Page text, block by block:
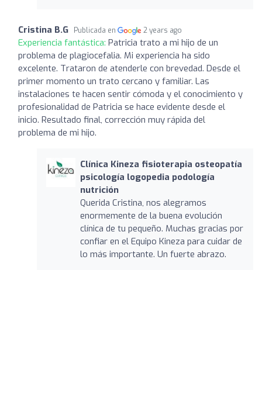
Cristina B.G Publicada en 2 years ago
Experiencia fantástica: Patricia trato a mi hijo de un
problema de plagiocefalia. Mi experiencia ha sido
excelente. Trataron de atenderle con brevedad. Desde el
primer momento un trato cercano y familiar. Las
instalaciones te hacen sentir cómoda y el conocimiento y
profesionalidad de Patricia se hace evidente desde el
inicio. Resultado final, corrección muy rápida del
problema de mi hijo.
Clínica Kineza fisioterapia osteopatía
psicología logopedia podología
nutrición
Querida Cristina, nos alegramos
enormemente de la buena evolución
clínica de tu pequeño. Muchas gracias por
confiar en el Equipo Kineza para cuidar de
lo más importante. Un fuerte abrazo.